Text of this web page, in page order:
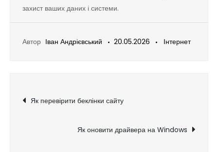
захист ваших даних і системи.
Автор Іван Андрієвський 20.05.2026 Інтернет
Навігація
записів
Як перевірити беклінки сайту
Як оновити драйвера на Windows